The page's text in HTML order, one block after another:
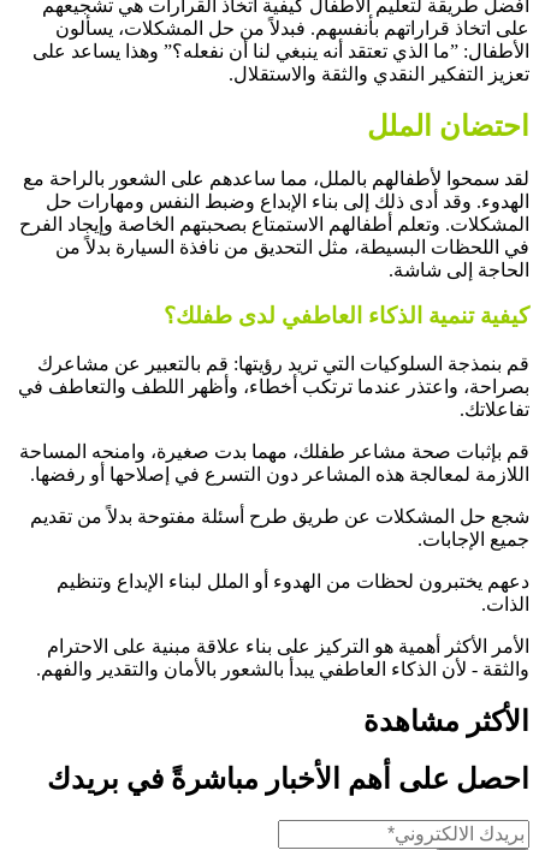
أفضل طريقة لتعليم الأطفال كيفية اتخاذ القرارات هي تشجيعهم
على اتخاذ قراراتهم بأنفسهم. فبدلاً من حل المشكلات، يسألون
الأطفال: ”ما الذي تعتقد أنه ينبغي لنا أن نفعله؟” وهذا يساعد على
تعزيز التفكير النقدي والثقة والاستقلال.
احتضان الملل
لقد سمحوا لأطفالهم بالملل، مما ساعدهم على الشعور بالراحة مع
الهدوء. وقد أدى ذلك إلى بناء الإبداع وضبط النفس ومهارات حل
المشكلات. وتعلم أطفالهم الاستمتاع بصحبتهم الخاصة وإيجاد الفرح
في اللحظات البسيطة، مثل التحديق من نافذة السيارة بدلاً من
الحاجة إلى شاشة.
كيفية تنمية الذكاء العاطفي لدى طفلك؟
قم بنمذجة السلوكيات التي تريد رؤيتها: قم بالتعبير عن مشاعرك
بصراحة، واعتذر عندما ترتكب أخطاء، وأظهر اللطف والتعاطف في
تفاعلاتك.
قم بإثبات صحة مشاعر طفلك، مهما بدت صغيرة، وامنحه المساحة
اللازمة لمعالجة هذه المشاعر دون التسرع في إصلاحها أو رفضها.
شجع حل المشكلات عن طريق طرح أسئلة مفتوحة بدلاً من تقديم
جميع الإجابات.
دعهم يختبرون لحظات من الهدوء أو الملل لبناء الإبداع وتنظيم
الذات.
الأمر الأكثر أهمية هو التركيز على بناء علاقة مبنية على الاحترام
والثقة - لأن الذكاء العاطفي يبدأ بالشعور بالأمان والتقدير والفهم.
الأكثر مشاهدة
احصل على أهم الأخبار مباشرةً في بريدك